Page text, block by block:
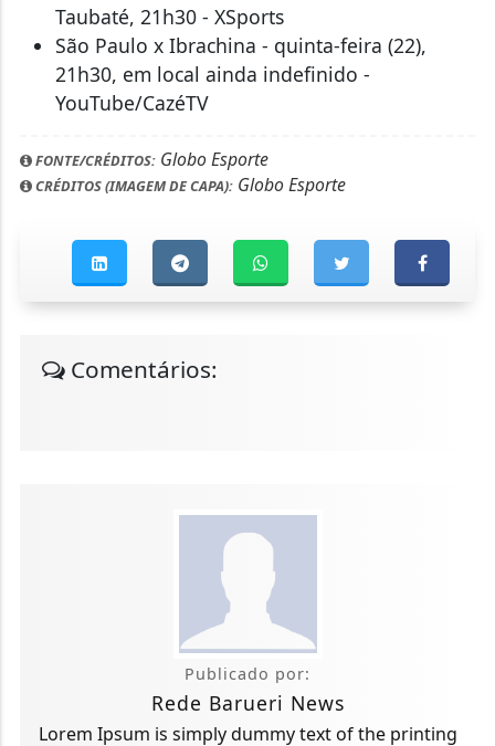
Taubaté, 21h30 - XSports
São Paulo x Ibrachina - quinta-feira (22),
21h30, em local ainda indefinido -
YouTube/CazéTV
FONTE/CRÉDITOS:Globo Esporte
CRÉDITOS (IMAGEM DE CAPA):Globo Esporte
Comentários:
Publicado por:
Rede Barueri News
Lorem Ipsum is simply dummy text of the printing